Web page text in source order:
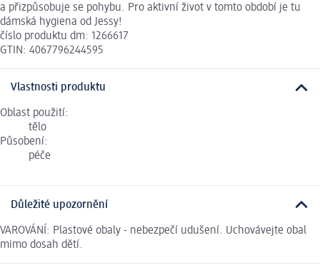
a přizpůsobuje se pohybu. Pro aktivní život v tomto období je tu
dámská hygiena od Jessy!
číslo produktu dm: 1266617
GTIN: 4067796244595
Vlastnosti produktu
Oblast použití:
tělo
Působení:
péče
Důležité upozornění
VAROVÁNÍ: Plastové obaly - nebezpečí udušení. Uchovávejte obal
mimo dosah dětí.